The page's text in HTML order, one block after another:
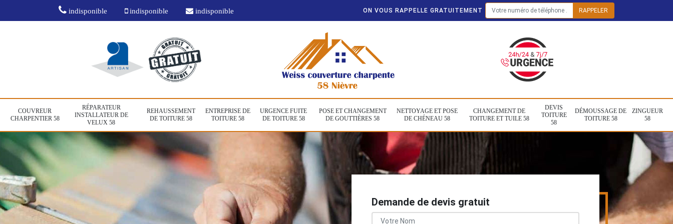
indisponible indisponible indisponible ON VOUS RAPPELLE GRATUITEMENT
COUVREUR
CHARPENTIER 58
RÉPARATEUR
INSTALLATEUR DE
VELUX 58
REHAUSSEMENT
DE TOITURE 58
ENTREPRISE DE
TOITURE 58
URGENCE FUITE
DE TOITURE 58
POSE ET CHANGEMENT
DE GOUTTIÈRES 58
NETTOYAGE ET POSE
DE CHÉNEAU 58
CHANGEMENT DE
TOITURE ET TUILE 58
DEVIS
TOITURE
58
DÉMOUSSAGE DE
TOITURE 58
ZINGUEUR
58
Demande de devis gratuit